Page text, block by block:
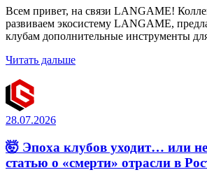
Всем привет, на связи LANGAME!
развиваем экосистему LANGAME,
клубам дополнительные инструменты
Читать дальше
28.07.2026
🤯 Эпоха клубов уходит… или
статью о «смерти» отрасли в